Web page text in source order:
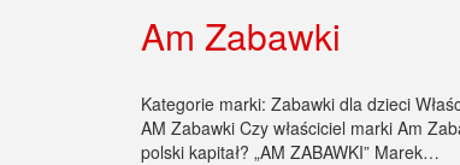
Am Zabawki
Kategorie marki: Zabawki dla dzieci
AM Zabawki Czy właściciel marki Am
polski kapitał? „AM ZABAWKI” Marek…